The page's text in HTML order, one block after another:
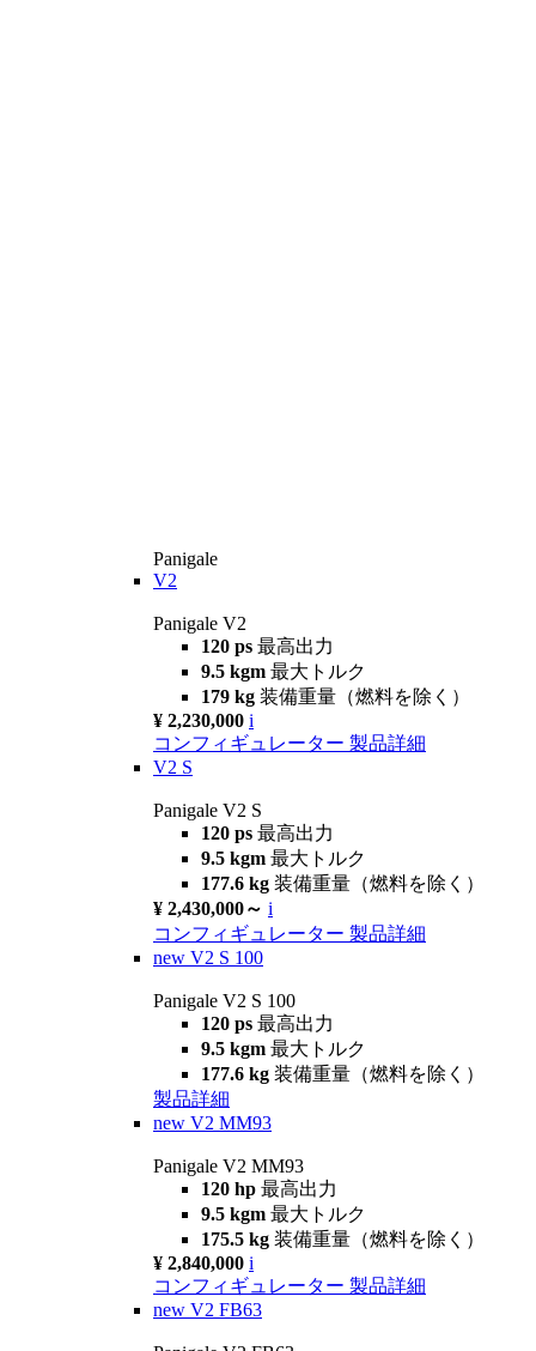
Panigale
V2
Panigale V2
120 ps 最高出力
9.5 kgm 最大トルク
179 kg 装備重量（燃料を除く）
¥ 2,230,000 i
コンフィギュレーター 製品詳細
V2 S
Panigale V2 S
120 ps 最高出力
9.5 kgm 最大トルク
177.6 kg 装備重量（燃料を除く）
¥ 2,430,000～ i
コンフィギュレーター 製品詳細
new V2 S 100
Panigale V2 S 100
120 ps 最高出力
9.5 kgm 最大トルク
177.6 kg 装備重量（燃料を除く）
製品詳細
new V2 MM93
Panigale V2 MM93
120 hp 最高出力
9.5 kgm 最大トルク
175.5 kg 装備重量（燃料を除く）
¥ 2,840,000 i
コンフィギュレーター 製品詳細
new V2 FB63